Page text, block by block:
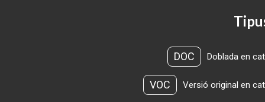
DOC Doblada en
VOC Versió original en